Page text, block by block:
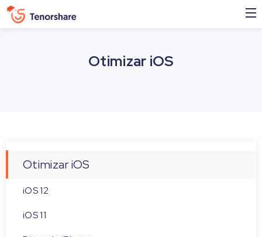
Otimizar iOS
Otimizar iOS
iOS 12
iOS 11